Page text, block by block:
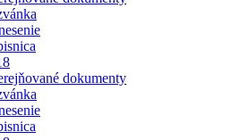
dokumenty